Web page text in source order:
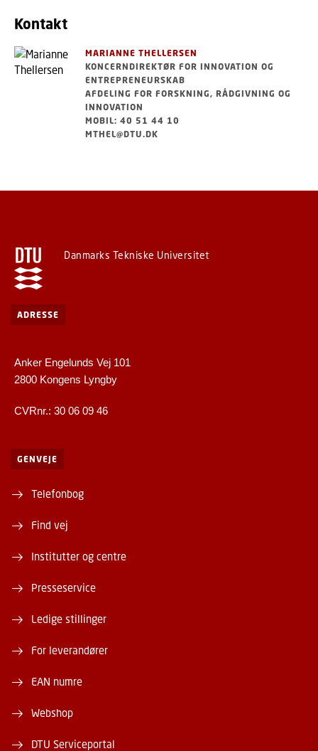
Kontakt
MARIANNE THELLERSEN
KONCERNDIREKTØR FOR INNOVATION OG
ENTREPRENEURSKAB
AFDELING FOR FORSKNING, RÅDGIVNING OG
INNOVATION
MOBIL: 40 51 44 10
MTHEL@DTU.DK
Danmarks Tekniske Universitet
ADRESSE
Anker Engelunds Vej 101
2800 Kongens Lyngby
CVRnr.: 30 06 09 46
GENVEJE
Telefonbog
Find vej
Institutter og centre
Presseservice
Ledige stillinger
For leverandører
EAN numre
Webshop
DTU Serviceportal